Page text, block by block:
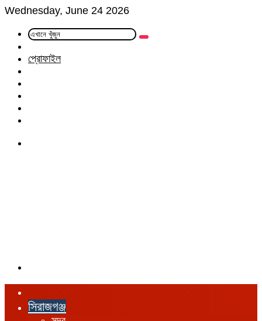
Wednesday, June 24 2026
এখানে
Article
প্রোফাইল
সিরাজগঞ্জ